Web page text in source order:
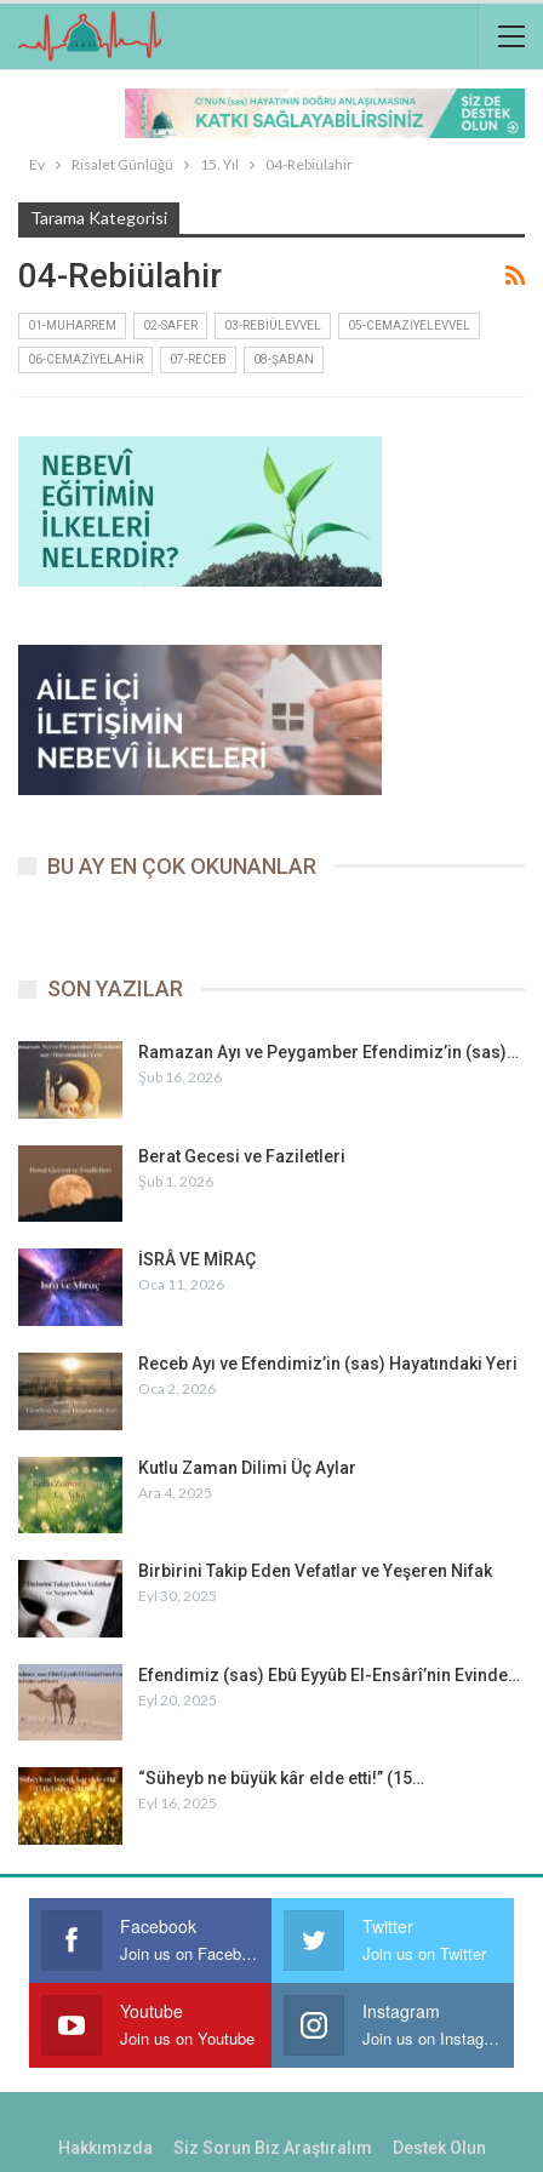
Ev Risalet Günlüğü 15. Yıl 04-Rebiülahir
Tarama Kategorisi
04-Rebiülahir
01-MUHARREM 02-SAFER 03-REBIÜLEVVEL 05-CEMAZIYELEVVEL
06-CEMAZIYELAHIR 07-RECEB 08-ŞABAN
BU AY EN ÇOK OKUNANLAR
SON YAZILAR
Ramazan Ayı ve Peygamber Efendimiz’in (sas)…
Şub 16, 2026
Berat Gecesi ve Faziletleri
Şub 1, 2026
İSRÂ VE MİRAÇ
Oca 11, 2026
Receb Ayı ve Efendimiz’in (sas) Hayatındaki Yeri
Oca 2, 2026
Kutlu Zaman Dilimi Üç Aylar
Ara 4, 2025
Birbirini Takip Eden Vefatlar ve Yeşeren Nifak
Eyl 30, 2025
Efendimiz (sas) Ebû Eyyûb El-Ensârî’nin Evinde…
Eyl 20, 2025
“Süheyb ne büyük kâr elde etti!” (15…
Eyl 16, 2025
Facebook
Join us on Facebook
Twitter
Join us on Twitter
Youtube
Join us on Youtube
Instagram
Join us on Instagram
Hakkımızda Siz Sorun Biz Araştıralım Destek Olun